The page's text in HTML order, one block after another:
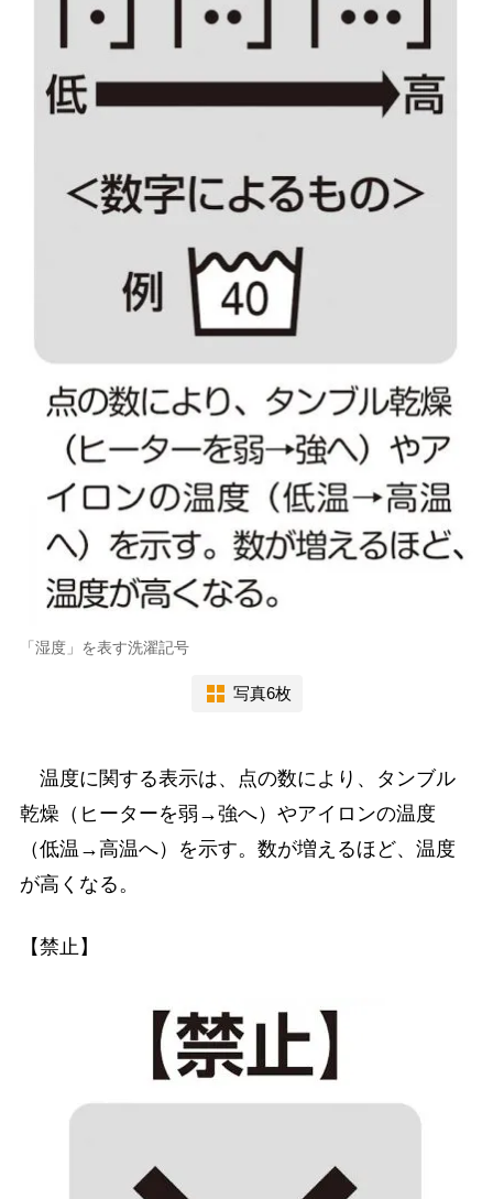
「湿度」を表す洗濯記号
写真6枚
温度に関する表示は、点の数により、タンブル
乾燥（ヒーターを弱→強へ）やアイロンの温度
（低温→高温へ）を示す。数が増えるほど、温度
が高くなる。
【禁止】